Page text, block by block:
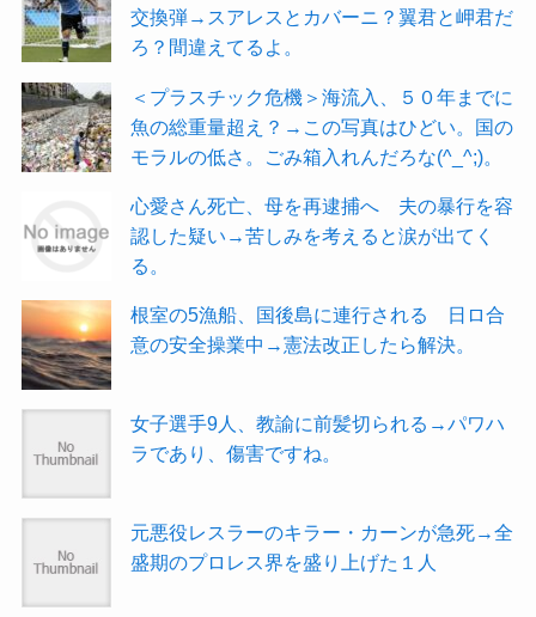
交換弾→スアレスとカバーニ？翼君と岬君だ
ろ？間違えてるよ。
＜プラスチック危機＞海流入、５０年までに
魚の総重量超え？→この写真はひどい。国の
モラルの低さ。ごみ箱入れんだろな(^_^;)。
心愛さん死亡、母を再逮捕へ 夫の暴行を容
認した疑い→苦しみを考えると涙が出てく
る。
根室の5漁船、国後島に連行される 日ロ合
意の安全操業中→憲法改正したら解決。
女子選手9人、教諭に前髪切られる→パワハ
ラであり、傷害ですね。
元悪役レスラーのキラー・カーンが急死→全
盛期のプロレス界を盛り上げた１人